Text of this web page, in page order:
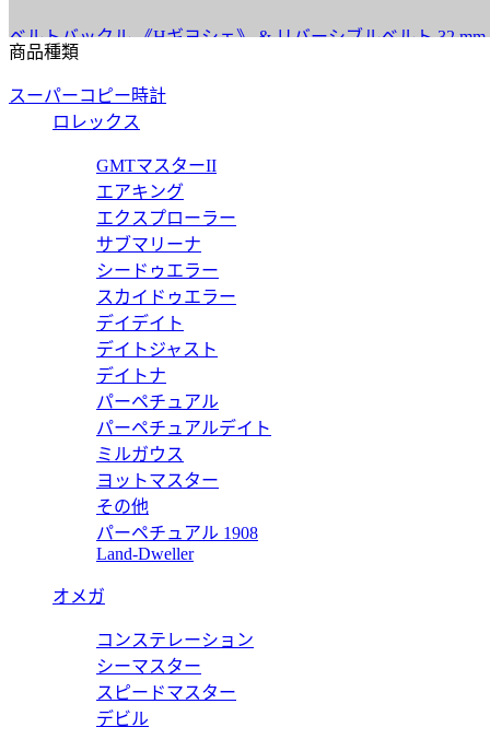
バックル 《Hギヨシェ》 & リバーシブルベルト 32 mm
バックル 《Hギヨシェ》 & リバーシブルベルト 32 mm
バックル 《Hギヨシェ》 & リバーシブルベルト 32 mm
バックル 《Hギヨシェ》 & リバーシブルベルト 32 mm
バックル 《Hギヨシェ》 & リバーシブルベルト 32 mm
バックル 《Hギヨシェ》 & リバーシブルベルト 32 mm
商品種類
スーパーコピー時計
ロレックス
GMTマスターII
エアキング
エクスプローラー
サブマリーナ
シードゥエラー
スカイドゥエラー
デイデイト
デイトジャスト
デイトナ
パーペチュアル
パーペチュアルデイト
ミルガウス
ヨットマスター
その他
パーペチュアル 1908
Land-Dweller
オメガ
コンステレーション
シーマスター
スピードマスター
デビル